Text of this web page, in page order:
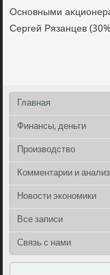
Основными
Сергей Рязанцев
Главная
Финансы, деньги
Производство
Комментарии и анализ
Новости экономики
Все записи
Связь с нами